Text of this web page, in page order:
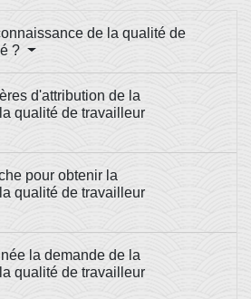
de la qualité de
?
d'attribution de la
qualité de travailleur
pour obtenir la
qualité de travailleur
la demande de la
qualité de travailleur